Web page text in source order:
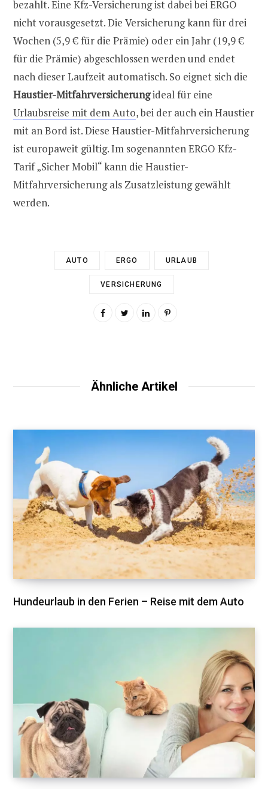
bezahlt. Eine Kfz-Versicherung ist dabei bei ERGO
nicht vorausgesetzt. Die Versicherung kann für drei
Wochen (5,9 € für die Prämie) oder ein Jahr (19,9 €
für die Prämie) abgeschlossen werden und endet
nach dieser Laufzeit automatisch. So eignet sich die
Haustier-Mitfahrversicherungideal für eine
Urlaubsreise mit dem Auto, bei der auch ein Haustier
mit an Bord ist. Diese Haustier-Mitfahrversicherung
ist europaweit gültig. Im sogenannten ERGO Kfz-
Tarif „Sicher Mobil“ kann die Haustier-
Mitfahrversicherung als Zusatzleistung gewählt
werden.
AUTO ERGO URLAUB
VERSICHERUNG
Ähnliche Artikel
Hundeurlaub in den Ferien – Reise mit dem Auto